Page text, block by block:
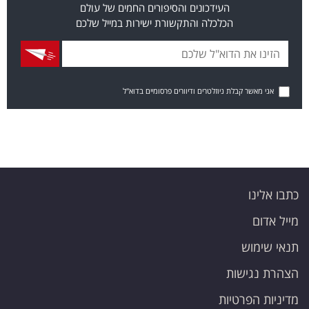
העידכונים והסיפורים החמים של עולם
הכלכלה והתקשורת ישירות במייל שלכם
אני מאשר קבלת ניוזלטרים ודיוורים פרסומיים בדוא"ל
כתבו אלינו
מייל אדום
תנאי שימוש
הצהרת נגישות
מדיניות הפרטיות